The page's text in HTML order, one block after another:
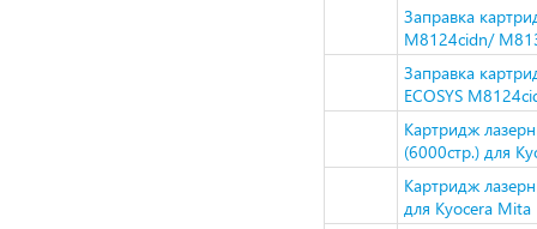
Заправка
M8124cidn/
Заправка
ECOSYS
Картридж
(6000стр.) для
Картридж
для Kyocera